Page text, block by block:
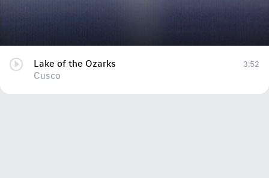
Lake of the Ozarks
Cusco
3:52